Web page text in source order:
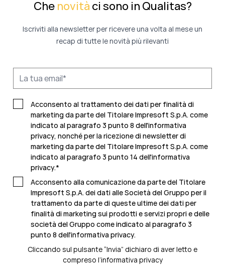
Che novità ci sono in Qualitas?
Iscriviti alla newsletter per ricevere una volta al mese un
recap di tutte le novità più rilevanti
Acconsento al trattamento dei dati per finalità di
marketing da parte del Titolare Impresoft S.p.A. come
indicato al paragrafo 3 punto 8 dell'informativa
privacy, nonché per la ricezione di newsletter di
marketing da parte del Titolare Impresoft S.p.A. come
indicato al paragrafo 3 punto 14 dell'informativa
privacy.*
Acconsento alla comunicazione da parte del Titolare
Impresoft S.p.A. dei dati alle Società del Gruppo per il
trattamento da parte di queste ultime dei dati per
finalità di marketing sui prodotti e servizi propri e delle
società del Gruppo come indicato al paragrafo 3
punto 8 dell'informativa privacy.
Cliccando sul pulsante “Invia” dichiaro di aver letto e
compreso l’informativa privacy